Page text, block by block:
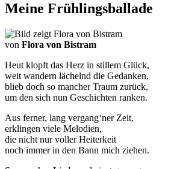
Meine Frühlingsballade
von Flora von Bistram
Heut klopft das Herz in stillem Glück,
weit wandern lächelnd die Gedanken,
blieb doch so mancher Traum zurück,
um den sich nun Geschichten ranken.
Aus ferner, lang vergang‘ner Zeit,
erklingen viele Melodien,
die nicht nur voller Heiterkeit
noch immer in den Bann mich ziehen.